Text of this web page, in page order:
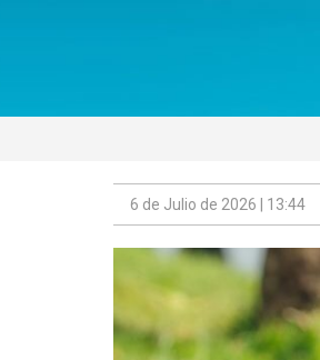
6 de Julio de 2026 | 13:44